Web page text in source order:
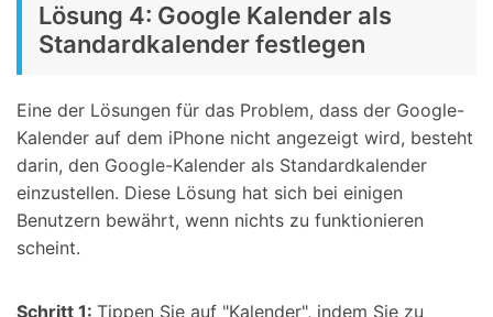
Lösung 4: Google Kalender als
Standardkalender festlegen
Eine der Lösungen für das Problem, dass der Google-
Kalender auf dem iPhone nicht angezeigt wird, besteht
darin, den Google-Kalender als Standardkalender
einzustellen. Diese Lösung hat sich bei einigen
Benutzern bewährt, wenn nichts zu funktionieren
scheint.
Schritt 1: Tippen Sie auf "Kalender", indem Sie zu